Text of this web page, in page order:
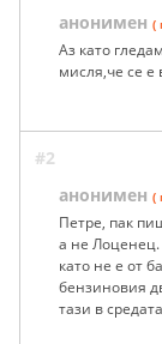
анонимен (
Аз като
мисля,че се
#2
анонимен (
Петре, пак
а не Лоценец.
като не е от
бензиновия
тази в